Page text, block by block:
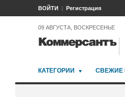
ВОЙТИ Регистрация
09 АВГУСТА, ВОСКРЕСЕНЬЕ
КАТЕГОРИИ СВЕЖИЕ